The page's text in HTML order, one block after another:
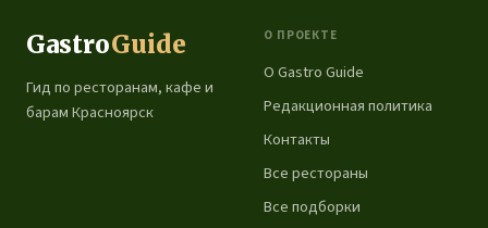
GastroGuide
Гид по ресторанам, кафе и
барам Красноярск
О ПРОЕКТЕ
О Gastro Guide
Редакционная политика
Контакты
Все рестораны
Все подборки